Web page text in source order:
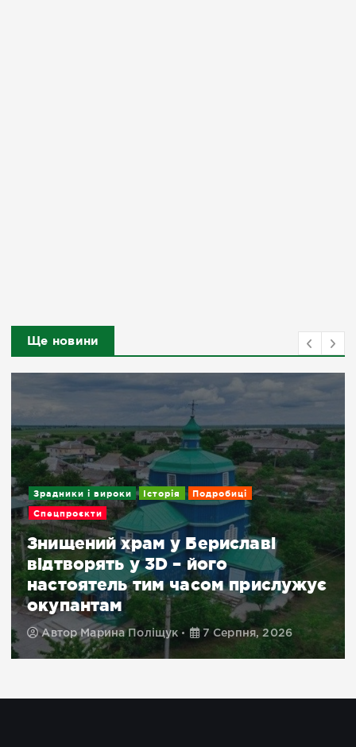
Ще новини
Зрадники і вироки Історія Подробиці
Спецпроєкти
Знищений храм у Бериславі
відтворять у 3D – його
настоятель тим часом прислужує
окупантам
Автор Марина Поліщук 7 Серпня, 2026